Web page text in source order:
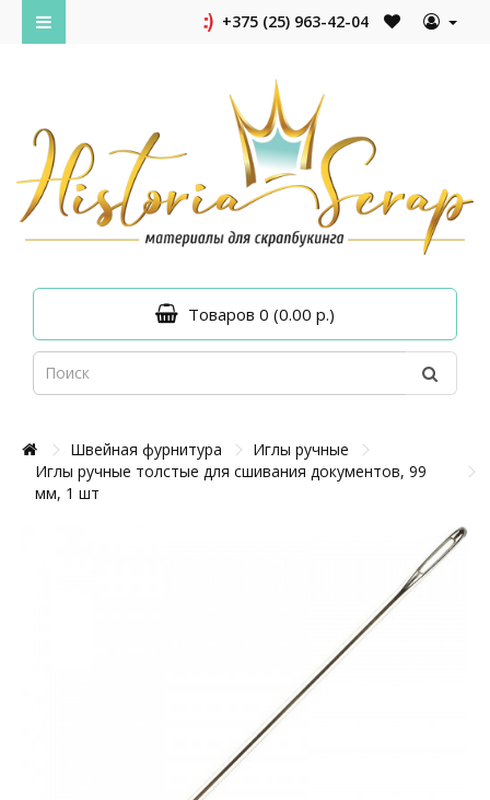
+375 (25) 963-42-04
Товаров 0 (0.00 р.)
Швейная фурнитура
Иглы ручные
Иглы ручные толстые для сшивания документов, 99
мм, 1 шт